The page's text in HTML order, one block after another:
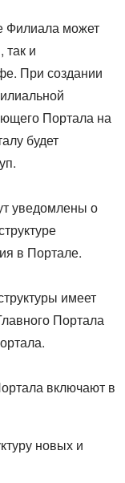
Филиала может
так и
При создании
Портала на
будет
уведомлены о
в Портале.
имеет
Портала
включают в
новых и